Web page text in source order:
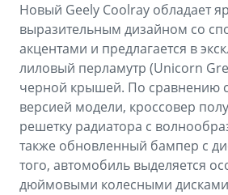
Новый Geely Coolray обладает
выразительным дизайном со
акцентами и предлагается в
лиловый перламутр (Unicorn
черной крышей. По сравнению
версией модели, кроссовер
решетку радиатора с
также обновленный бампер с
того, автомобиль выделяется
дюймовыми колесными дисками